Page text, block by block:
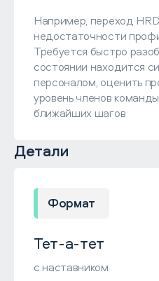
Например, переход
недостаточности
Требуется быстро
состоянии находится
персоналом, оценить
уровень членов
ближайших шагов
Детали
Формат
Тет-а-тет
с наставником